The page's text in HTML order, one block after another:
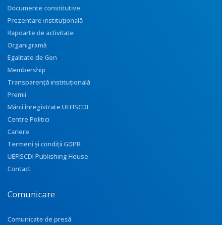
Documente constitutive
Prezentare instituţională
Rapoarte de activitate
Organigramă
Egalitate de Gen
Membership
Transparenţă instituţională
Premii
Mărci înregistrate UEFISCDI
Centre Politici
Cariere
Termeni și condiții GDPR
UEFISCDI Publishing House
Contact
Comunicare
Comunicate de presă